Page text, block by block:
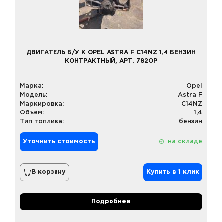
ДВИГАТЕЛЬ Б/У К OPEL ASTRA F C14NZ 1,4 БЕНЗИН
КОНТРАКТНЫЙ, АРТ. 782OP
Марка:
Opel
Модель:
Astra F
Маркировка:
C14NZ
Объем:
1,4
Тип топлива:
бензин
Уточнить стоимость на складе
В корзину Купить в 1 клик
Подробнее